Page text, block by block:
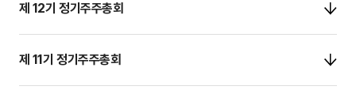
제 12기 정기주주총회
제 11기 정기주주총회